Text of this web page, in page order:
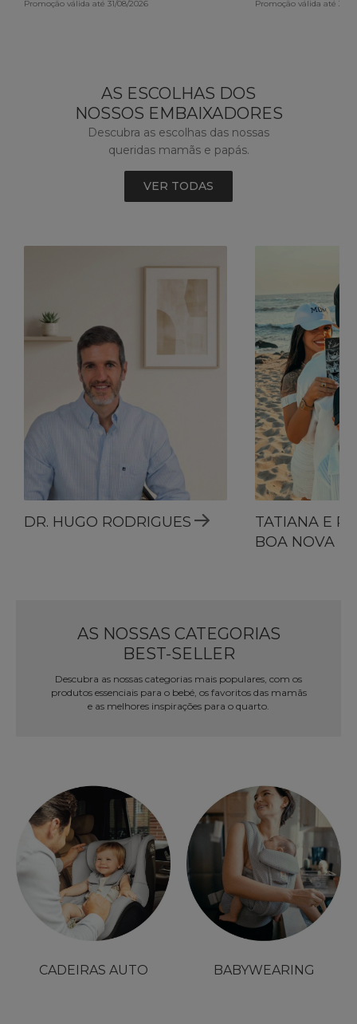
Promoção válida até 31/08/2026 Promoção válida até 30/
AS ESCOLHAS DOS
NOSSOS EMBAIXADORES
Descubra as escolhas das nossas
queridas mamãs e papás.
VER TODAS
DR. HUGO RODRIGUES
TATIANA E
BOA NOVA
AS NOSSAS CATEGORIAS
BEST-SELLER
Descubra as nossas categorias mais populares, com os
produtos essenciais para o bebé, os favoritos das mamãs
e as melhores inspirações para o quarto.
CADEIRAS AUTO BABYWEARING